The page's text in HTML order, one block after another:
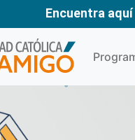
Encuentra